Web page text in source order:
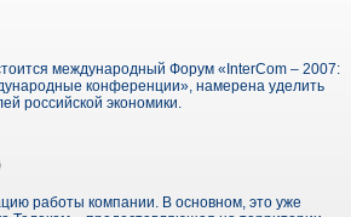
международный Форум «InterCom – 2007:
конференции», намерена уделить
российской экономики.
работы компании. В основном, это уже